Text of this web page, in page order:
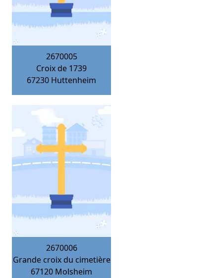
2670005
Croix de 1739
67230 Huttenheim
2670006
Grande croix du cimetière
67120 Molsheim